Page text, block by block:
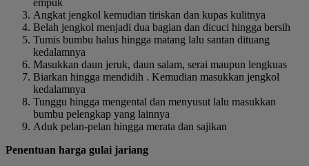
Angkat jengkol kemudian tiriskan dan kupas kulitnya
Belah jengkol menjadi dua bagian dan dicuci hingga bersih
Tumis bumbu halus hingga matang lalu santan dituang
kedalamnya
Masukkan daun jeruk, daun salam, serai maupun lengkuas
Biarkan hingga mendidih . Kemudian masukkan jengkol
kedalamnya
Tunggu hingga mengental dan menyusut lalu masukkan
bumbu pelengkap yang lainnya
Aduk pelan-pelan hingga merata dan sajikan
Penentuan harga gulai jariang